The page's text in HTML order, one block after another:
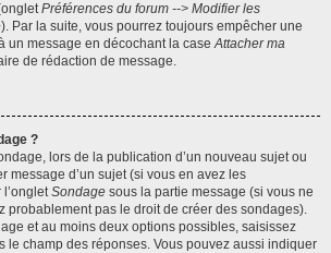
Préférences du forum --> Modifier les
). Par la suite, vous pourrez toujours empêcher une
un message en décochant la caseAttacher ma
de rédaction de message.
?
lors de la publication d’un nouveau sujet ou
message d’un sujet (si vous en avez les
Sondage sous la partie message (si vous ne
probablement pas le droit de créer des sondages).
et au moins deux options possibles, saisissez
le champ des réponses. Vous pouvez aussi indiquer